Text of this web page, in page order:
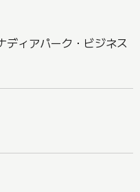
ィアパーク・ビジネス